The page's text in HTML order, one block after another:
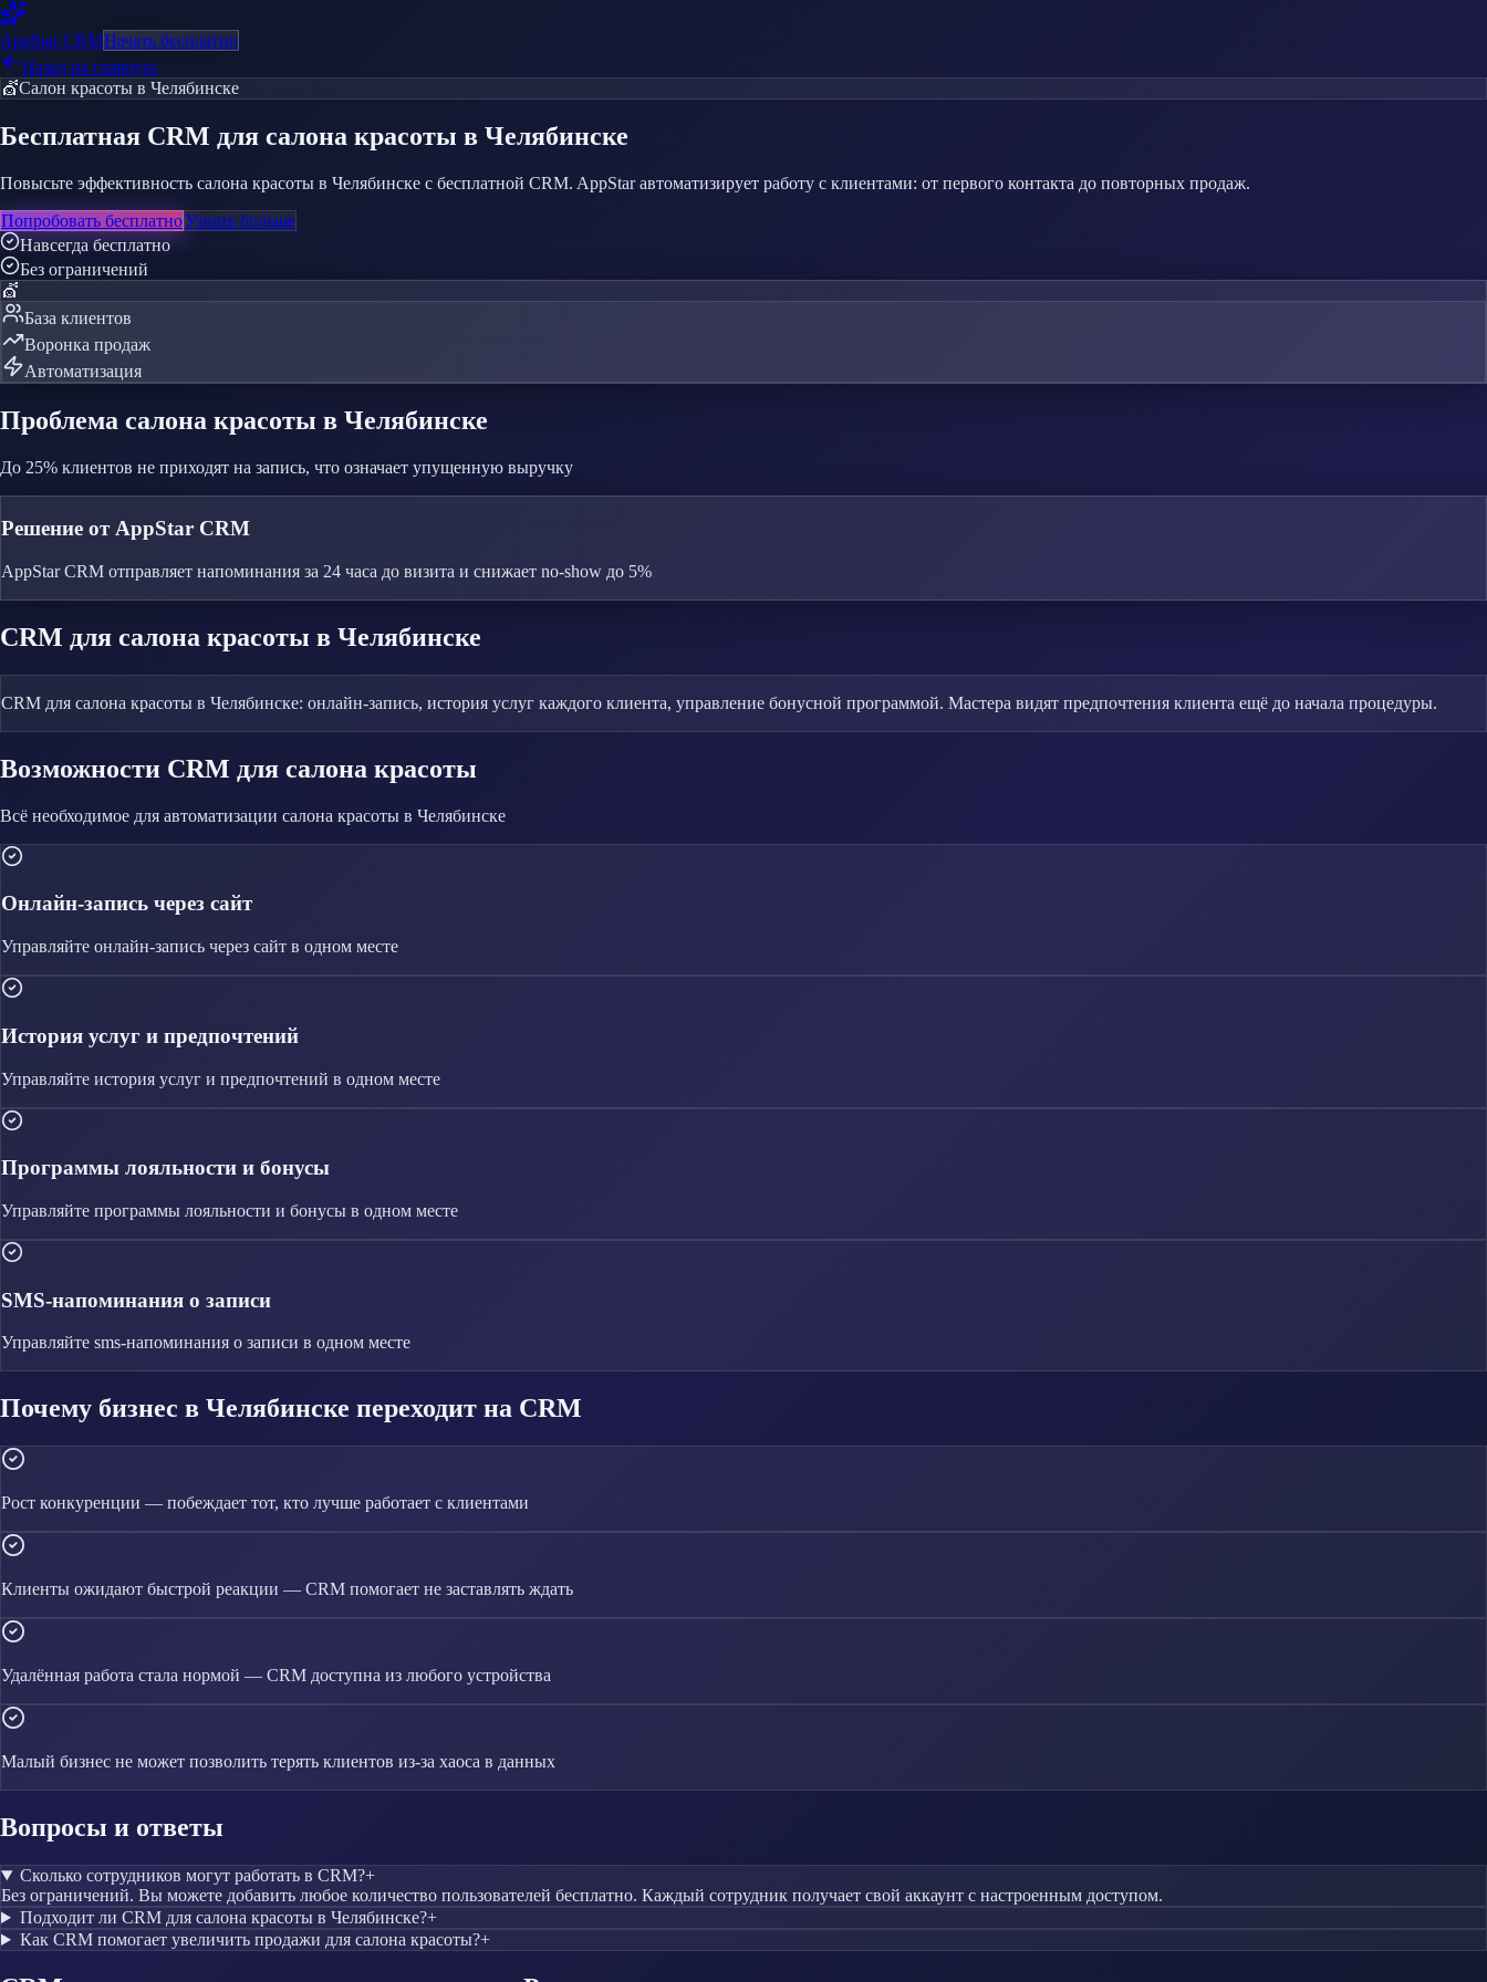
AppStarCRMНачать бесплатно
Назад на главную
💇Салон красоты в Челябинске
Бесплатная CRM для салона красоты в Челябинске
Повысьте эффективность салона красоты в Челябинске с бесплатной CRM. AppStar автоматизирует работу с клиентами: от первого контакта до повторных продаж.
Попробовать бесплатноУзнать больше
Навсегда бесплатно
Без ограничений
💇
База клиентов
Воронка продаж
Автоматизация
Проблема салона красоты в Челябинске
До 25% клиентов не приходят на запись, что означает упущенную выручку
Решение от AppStar CRM
AppStar CRM отправляет напоминания за 24 часа до визита и снижает no-show до 5%
CRM для салона красоты в Челябинске
CRM для салона красоты в Челябинске: онлайн-запись, история услуг каждого клиента, управление бонусной программой. Мастера видят предпочтения клиента ещё до начала процедуры.
Возможности CRM для салона красоты
Всё необходимое для автоматизации салона красоты в Челябинске
Онлайн-запись через сайт
Управляйте онлайн-запись через сайт в одном месте
История услуг и предпочтений
Управляйте история услуг и предпочтений в одном месте
Программы лояльности и бонусы
Управляйте программы лояльности и бонусы в одном месте
SMS-напоминания о записи
Управляйте sms-напоминания о записи в одном месте
Почему бизнес в Челябинске переходит на CRM
Рост конкуренции — побеждает тот, кто лучше работает с клиентами
Клиенты ожидают быстрой реакции — CRM помогает не заставлять ждать
Удалённая работа стала нормой — CRM доступна из любого устройства
Малый бизнес не может позволить терять клиентов из-за хаоса в данных
Вопросы и ответы
Сколько сотрудников могут работать в CRM?+
Без ограничений. Вы можете добавить любое количество пользователей бесплатно. Каждый сотрудник получает свой аккаунт с настроенным доступом.
Подходит ли CRM для салона красоты в Челябинске?+
Как CRM помогает увеличить продажи для салона красоты?+